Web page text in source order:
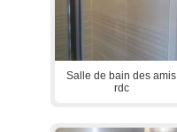
Salle de bain des amis
rdc